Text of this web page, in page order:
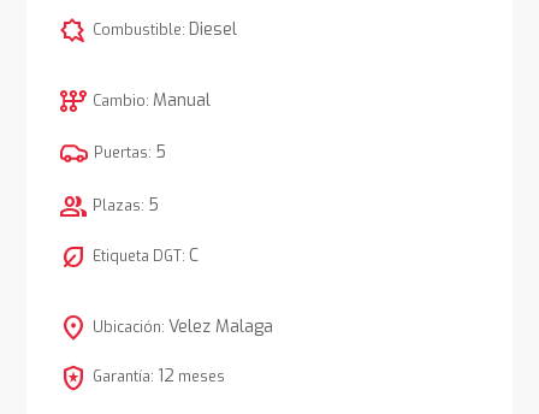
comic_bubble Combustible: Diesel
auto_transmission Cambio: Manual
Puertas: 5
group Plazas: 5
nest_eco_leaf Etiqueta DGT: C
location_on Ubicación: Velez Malaga
local_police Garantía: 12 meses